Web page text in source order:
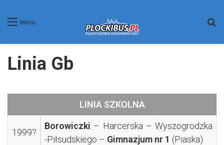
Menu
Linia Gb
LINIA SZKOLNA
1999?
Borowiczki – Harcerska – Wyszogrodzka
-Piłsudskiego – Gimnazjum nr 1 (Piaska)